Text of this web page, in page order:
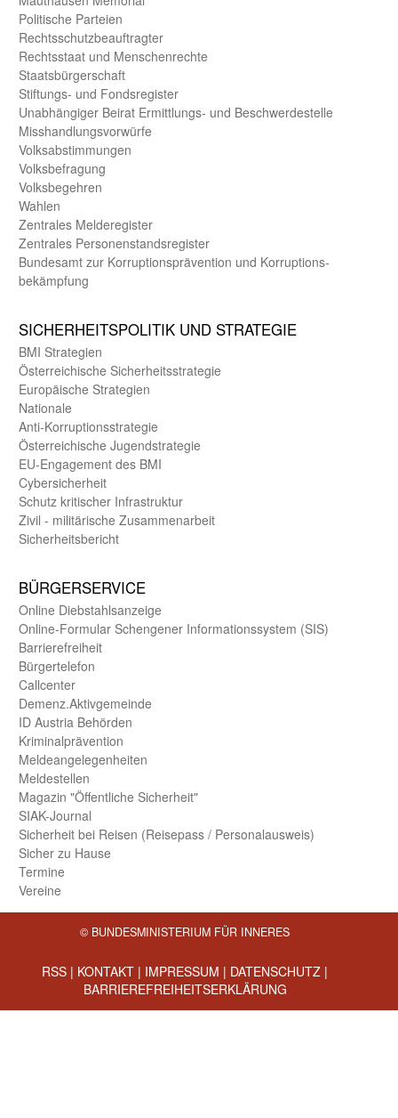
Politische Parteien
Rechts­schutz­beauftragter
Rechts­staat und Menschen­rechte
Staats­bürger­schaft
Stiftungs- und Fonds­register
Unab­hängiger Beirat Ermittlungs- und Beschwerde­stelle
Misshandlungs­vorwürfe
Volks­abstimmungen
Volks­befragung
Volks­begehren
Wahlen
Zentrales Melde­register
Zentrales Personen­stands­register
Bundes­amt zur Korrup­tions­prävention und Korrup­tions­
bekämpfung
SICHER­HEITS­POLITIK UND STRATEGIE
BMI Strategien
Öster­reichische Sicherheits­strategie
Europäische Strategien
Nationale
Anti-Korruptions­strategie
Öster­reichische Jugend­strategie
EU-Engagement des BMI
Cybersicherheit
Schutz kritischer Infra­struktur
Zivil - militärische Zusammen­arbeit
Sicherheits­bericht
BÜRGER­SERVICE
Online Diebstahls­anzeige
Online-Formular Schengener Informationssystem (SIS)
Barriere­freiheit
Bürger­telefon
Call­center
Demenz.Aktiv­gemeinde
ID Austria Behörden
Kriminal­prävention
Melde­an­ge­le­gen­heiten
Meld­estellen
Magazin "Öffentliche Sicherheit"
SIAK-Journal
Sicherheit bei Reisen (Reise­pass / Personal­ausweis)
Sicher zu Hause
Termine
Vereine
© BUNDESMINISTERIUM FÜR INNERES
RSS | KONTAKT | IMPRESSUM | DATENSCHUTZ |
BARRIEREFREIHEITSERKLÄRUNG